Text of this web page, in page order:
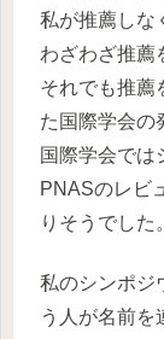
私が推薦しな
わざわざ推薦
それでも推薦
た国際学会の
国際学会では
PNASのレビ
りそうでした。
私のシンポジ
う人が名前を